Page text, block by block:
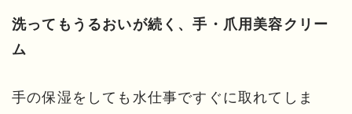
洗ってもうるおいが続く、手・爪用美容クリー
ム
手の保湿をしても水仕事ですぐに取れてしま